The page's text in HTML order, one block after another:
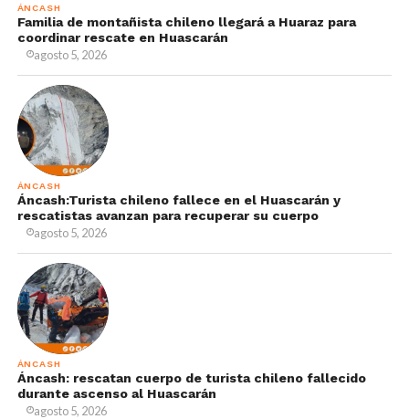
ÁNCASH
Familia de montañista chileno llegará a Huaraz para
coordinar rescate en Huascarán
agosto 5, 2026
ÁNCASH
Áncash:Turista chileno fallece en el Huascarán y
rescatistas avanzan para recuperar su cuerpo
agosto 5, 2026
ÁNCASH
Áncash: rescatan cuerpo de turista chileno fallecido
durante ascenso al Huascarán
agosto 5, 2026